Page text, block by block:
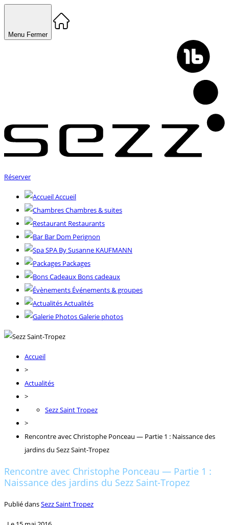
Menu Fermer
Réserver
Accueil
Chambres & suites
Restaurants
Bar Dom Perignon
SPA By Susanne KAUFMANN
Packages
Bons cadeaux
Événements & groupes
Actualités
Galerie photos
Accueil
>
Actualités
>
Sezz Saint Tropez
>
Rencontre avec Christophe Ponceau — Partie 1 : Naissance des
jardins du Sezz Saint-Tropez
Rencontre avec Christophe Ponceau — Partie 1 :
Naissance des jardins du Sezz Saint-Tropez
Publié dansSezz Saint Tropez